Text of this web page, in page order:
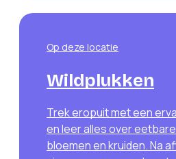
Op deze locatie
Wildplukken
Trek eropuit met een
en leer alles over
bloemen en kruiden. Na